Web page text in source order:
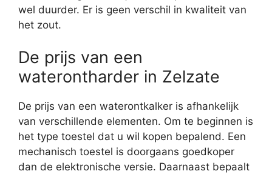
wel duurder. Er is geen verschil in kwaliteit van
het zout.
De prijs van een
waterontharder in Zelzate
De prijs van een waterontkalker is afhankelijk
van verschillende elementen. Om te beginnen is
het type toestel dat u wil kopen bepalend. Een
mechanisch toestel is doorgaans goedkoper
dan de elektronische versie. Daarnaast bepaalt